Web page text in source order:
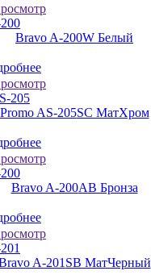
Bravo A-200W Белый
Promo AS-205SC МатХром
Bravo A-200AB Бронза
A-201 SB МатЧерный